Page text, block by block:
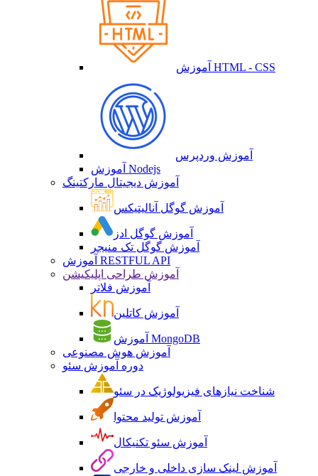
آموزش HTML - CSS
آموزش وردپرس
آموزش Nodejs
آموزش دیجیتال مارکتینگ
آموزش گوگل آنالیتیکس
آموزش گوگل ادز
آموزش گوگل تک منیجر
آموزش RESTFUL API
آموزش طراحی اپلیکیشن
آموزش فلاتر
آموزش کاتلین
آموزش MongoDB
آموزش هوش مصنوعی
دوره آموزش سئو
شناخت نیازهای فیزیولوژیک در سئو
آموزش تولید محتوا
آموزش سئو تکنیکال
آموزش لینک سازی داخلی و خارجی